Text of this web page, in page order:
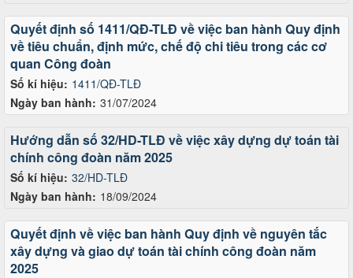
Số kí hiệu: 1411/QĐ-TLĐ
Ngày ban hành: 31/07/2024
Quyết định số 1411/QĐ-TLĐ về việc ban hành Quy định
về tiêu chuẩn, định mức, chế độ chi tiêu trong các cơ
quan Công đoàn
Số kí hiệu: 32/HD-TLĐ
Ngày ban hành: 18/09/2024
Hướng dẫn số 32/HD-TLĐ về việc xây dựng dự toán tài
chính công đoàn năm 2025
Quyết định về việc ban hành Quy định về nguyên tắc
xây dựng và giao dự toán tài chính công đoàn năm
2025